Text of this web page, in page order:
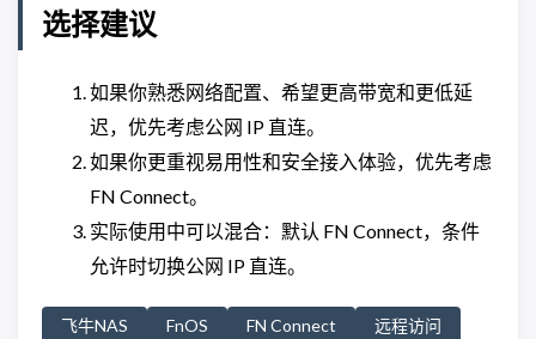
选择建议
如果你熟悉网络配置、希望更高带宽和更低延
迟，优先考虑公网 IP 直连。
如果你更重视易用性和安全接入体验，优先考虑
FN Connect。
实际使用中可以混合：默认 FN Connect，条件
允许时切换公网 IP 直连。
飞牛NAS FnOS FN Connect
远程访问